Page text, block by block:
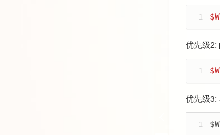
1
优先级2:
1
优先级3:
1